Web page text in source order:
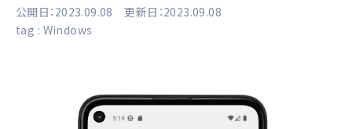
公開日：2023.09.08 更新日：2023.09.08
tag : Windows